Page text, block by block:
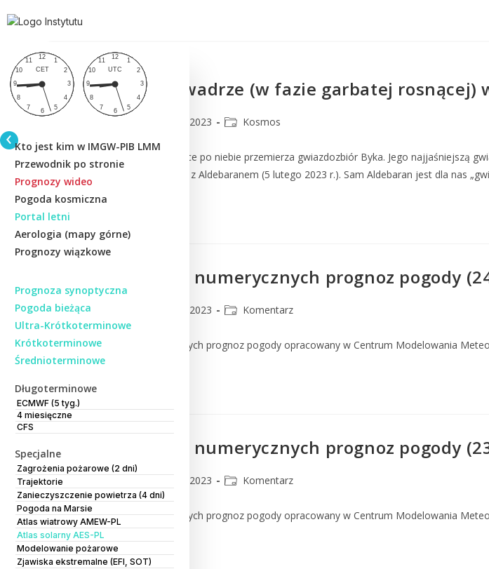
Kto jest kim w IMGW-PIB LMM
Przewodnik po stronie
Prognozy wideo
Pogoda kosmiczna
Portal letni
Aerologia (mapy górne)
Prognozy wiązkowe
Prognoza synoptyczna
Pogoda bieżąca
Ultra-Krótkoterminowe
Krótkoterminowe
Średnioterminowe
Długoterminowe
ECMWF (5 tyg.)
4 miesięczne
CFS
Specjalne
Zagrożenia pożarowe (2 dni)
Trajektorie
Zanieczyszczenie powietrza (4 dni)
Pogoda na Marsie
Atlas wiatrowy AMEW-PL
Atlas solarny AES-PL
Modelowanie pożarowe
Zjawiska ekstremalne (EFI, SOT)
Księżyc po I kwadrze (w fazie garbatej rosnącej)
24 lutego 2023 Kosmos
Księżyc w swojej wędrówce po niebie przemierza gwiazdozbiór Byka. Jego najjaśniejszą
na temat złączenia Marsa z Aldebaranem (5 lutego 2023 r.). Sam Aldebaran jest dla nas
Komentarz do numerycznych prognoz pogody
CMM 24 lutego 2023 Komentarz
Komentarz do numerycznych prognoz pogody opracowany w Centrum Modelowania
Komentarz do numerycznych prognoz pogody
23 lutego 2023 Komentarz
Komentarz do numerycznych prognoz pogody opracowany w Centrum Modelowania
Czytaj Dalej